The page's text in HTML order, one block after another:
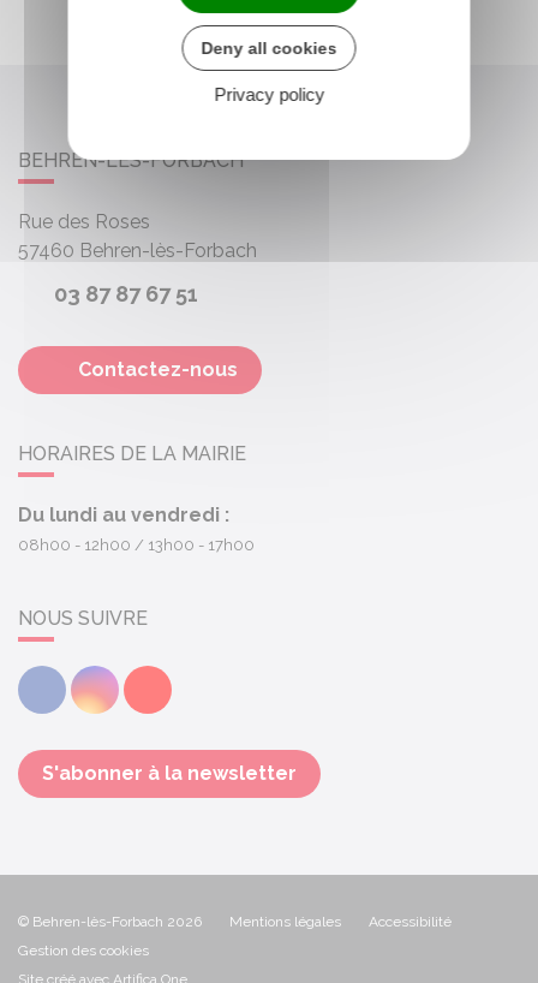
BEHREN-LÈS-FORBACH
Rue des Roses
57460 Behren-lès-Forbach
03 87 87 67 51
Contactez-nous
HORAIRES DE LA MAIRIE
Du lundi au vendredi :
08h00 - 12h00 13h00 - 17h00
NOUS SUIVRE
FacebookInstagramYoutube
S'abonner à la newsletter
© Behren-lès-Forbach 2026 Mentions légales
Accessibilité
Gestion des cookies
Site créé avec Artifica One
Deny all cookies
Privacy policy